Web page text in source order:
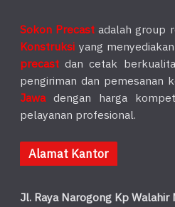
Sokon Precast adalah group
Konstruksi yang
precast dan cetak
pengiriman dan pemesanan
Jawadengan harga
pelayanan profesional.
Alamat Kantor
Jl. Raya Narogong Kp Walahir